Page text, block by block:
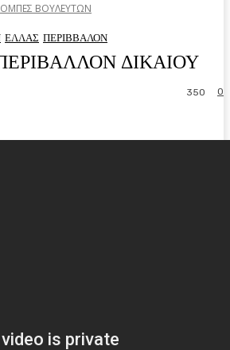
ΒΟΥΛΕΥΤΩΝ
ΕΛΛΑΣ ΠΕΡΙΒΒΑΛΟΝ
ΔΙΚΑΙΟΥ
0
350